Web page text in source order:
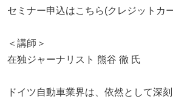
セミナー申込はこちら(クレジットカ
＜講師＞
在独ジャーナリスト 熊谷 徹 氏
ドイツ自動車業界は、依然として深